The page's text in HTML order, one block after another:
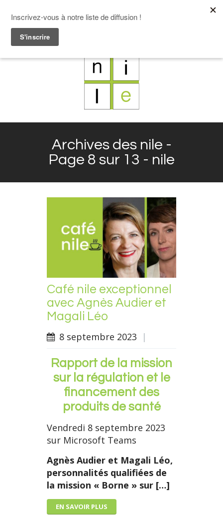
F L X I
Archives des nile -
Page 8 sur 13 - nile
Café nile exceptionnel
avec Agnès Audier et
Magali Léo
8 septembre 2023 |
Rapport de la mission
sur la régulation et le
financement des
produits de santé
Vendredi 8 septembre 2023
sur Microsoft Teams
Agnès Audier et Magali Léo,
personnalités qualifiées de
la mission « Borne » sur […]
EN SAVOIR PLUS